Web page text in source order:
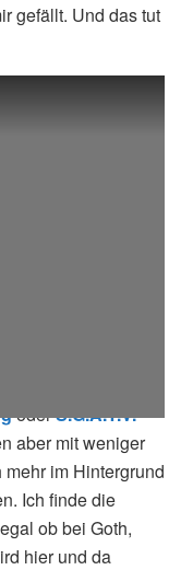
gefällt. Und das tut
oderS.G.A.T.V.
aber mit weniger
im Hintergrund
Ich finde die
ob bei Goth,
hier und da